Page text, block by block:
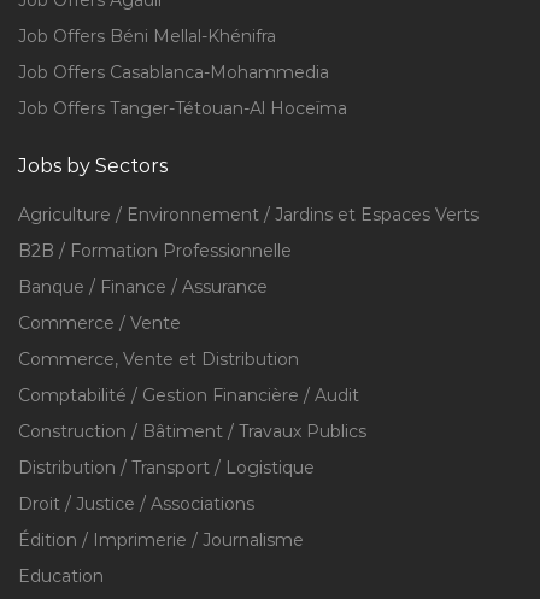
Job Offers Béni Mellal-Khénifra
Job Offers Casablanca-Mohammedia
Job Offers Tanger-Tétouan-Al Hoceïma
Jobs by Sectors
Agriculture / Environnement / Jardins et Espaces Verts
B2B / Formation Professionnelle
Banque / Finance / Assurance
Commerce / Vente
Commerce, Vente et Distribution
Comptabilité / Gestion Financière / Audit
Construction / Bâtiment / Travaux Publics
Distribution / Transport / Logistique
Droit / Justice / Associations
Édition / Imprimerie / Journalisme
Education